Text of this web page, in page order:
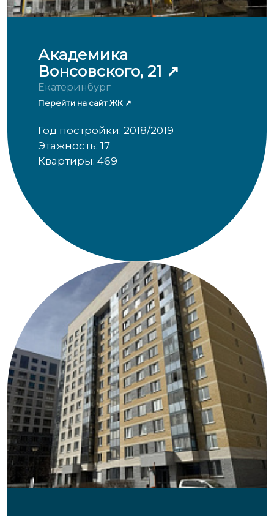
Академика
Вонсовского, 21
Екатеринбург
Перейти на сайт ЖК
Год постройки: 2018/2019
Этажность: 17
Квартиры: 469